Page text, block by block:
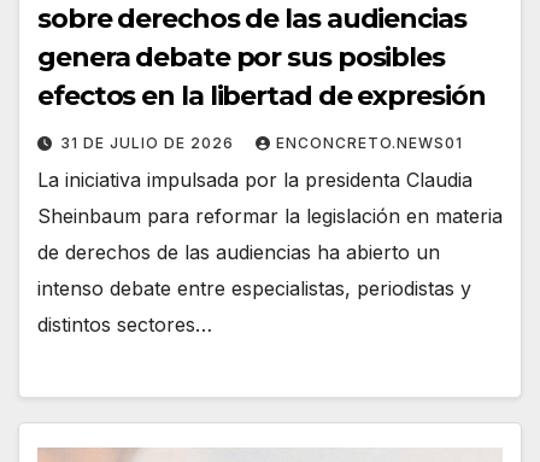
sobre derechos de las audiencias
genera debate por sus posibles
efectos en la libertad de expresión
31 DE JULIO DE 2026 ENCONCRETO.NEWS01
La iniciativa impulsada por la presidenta Claudia
Sheinbaum para reformar la legislación en materia
de derechos de las audiencias ha abierto un
intenso debate entre especialistas, periodistas y
distintos sectores…